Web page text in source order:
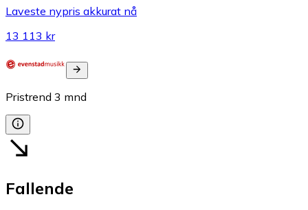
Laveste nypris akkurat nå
13 113 kr
Pristrend 3 mnd
Fallende